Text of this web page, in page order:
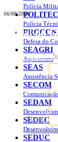
06/08/2026
Portal do
Governo
Portal
Polícia
POLITEC
Polícia
PROCON
Defesa do
SEAGRI
Agricultura
SEAS
Assistência
SECOM
SEDAM
SEDEC
SEDUC